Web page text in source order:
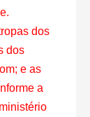
dos
dos
e as
a